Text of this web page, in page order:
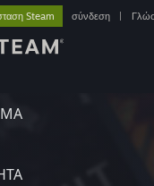
Steam σύνδεση